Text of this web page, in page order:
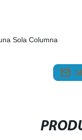
Sola Columna